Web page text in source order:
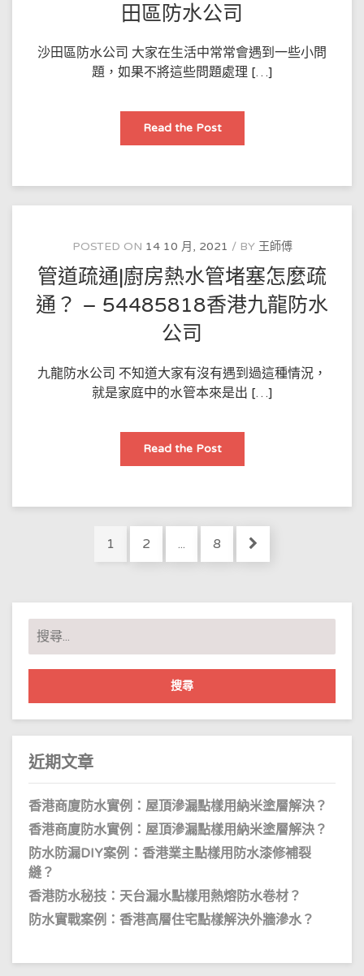
公
司
田區防水公司
沙田區防水公司 大家在生活中常常會遇到一些小問
題，如果不將這些問題處理 […]
Read the Post管
疏
桶
通
【啄
木
鳥
家
庭
維
修】
沙
田
區
防
司
POSTED ON 14 10 月, 2021 BY 王師傅
管道疏通|廚房熱水管堵塞怎麼疏
通？ – 54485818香港九龍防水
公司
九龍防水公司 不知道大家有沒有遇到過這種情況，
就是家庭中的水管本來是出 […]
Read the Post管
疏
房
水
塞
通？
–
港
司
Page
1 Page
2 ... Page
8
搜
尋
關
字:
近期文章
香港商廈防水實例：屋頂滲漏點樣用納米塗層解決？
香港商廈防水實例：屋頂滲漏點樣用納米塗層解決？
防水防漏DIY案例：香港業主點樣用防水漆修補裂
縫？
香港防水秘技：天台漏水點樣用熱熔防水卷材？
防水實戰案例：香港高層住宅點樣解決外牆滲水？